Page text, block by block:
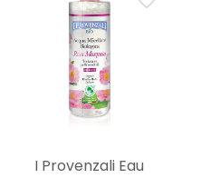
I Provenzali Eau